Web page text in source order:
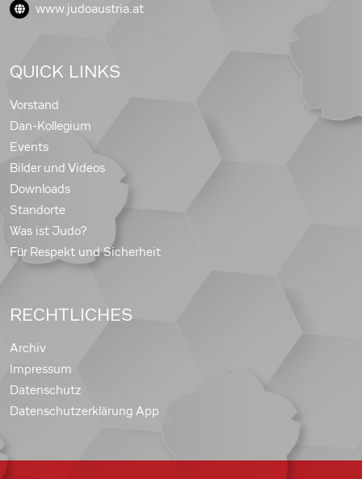
www.judoaustria.at
QUICK LINKS
Vorstand
Dan-Kollegium
Events
Bilder und Videos
Downloads
Standorte
Was ist Judo?
Für Respekt und Sicherheit
RECHTLICHES
Archiv
Impressum
Datenschutz
Datenschutzerklärung App